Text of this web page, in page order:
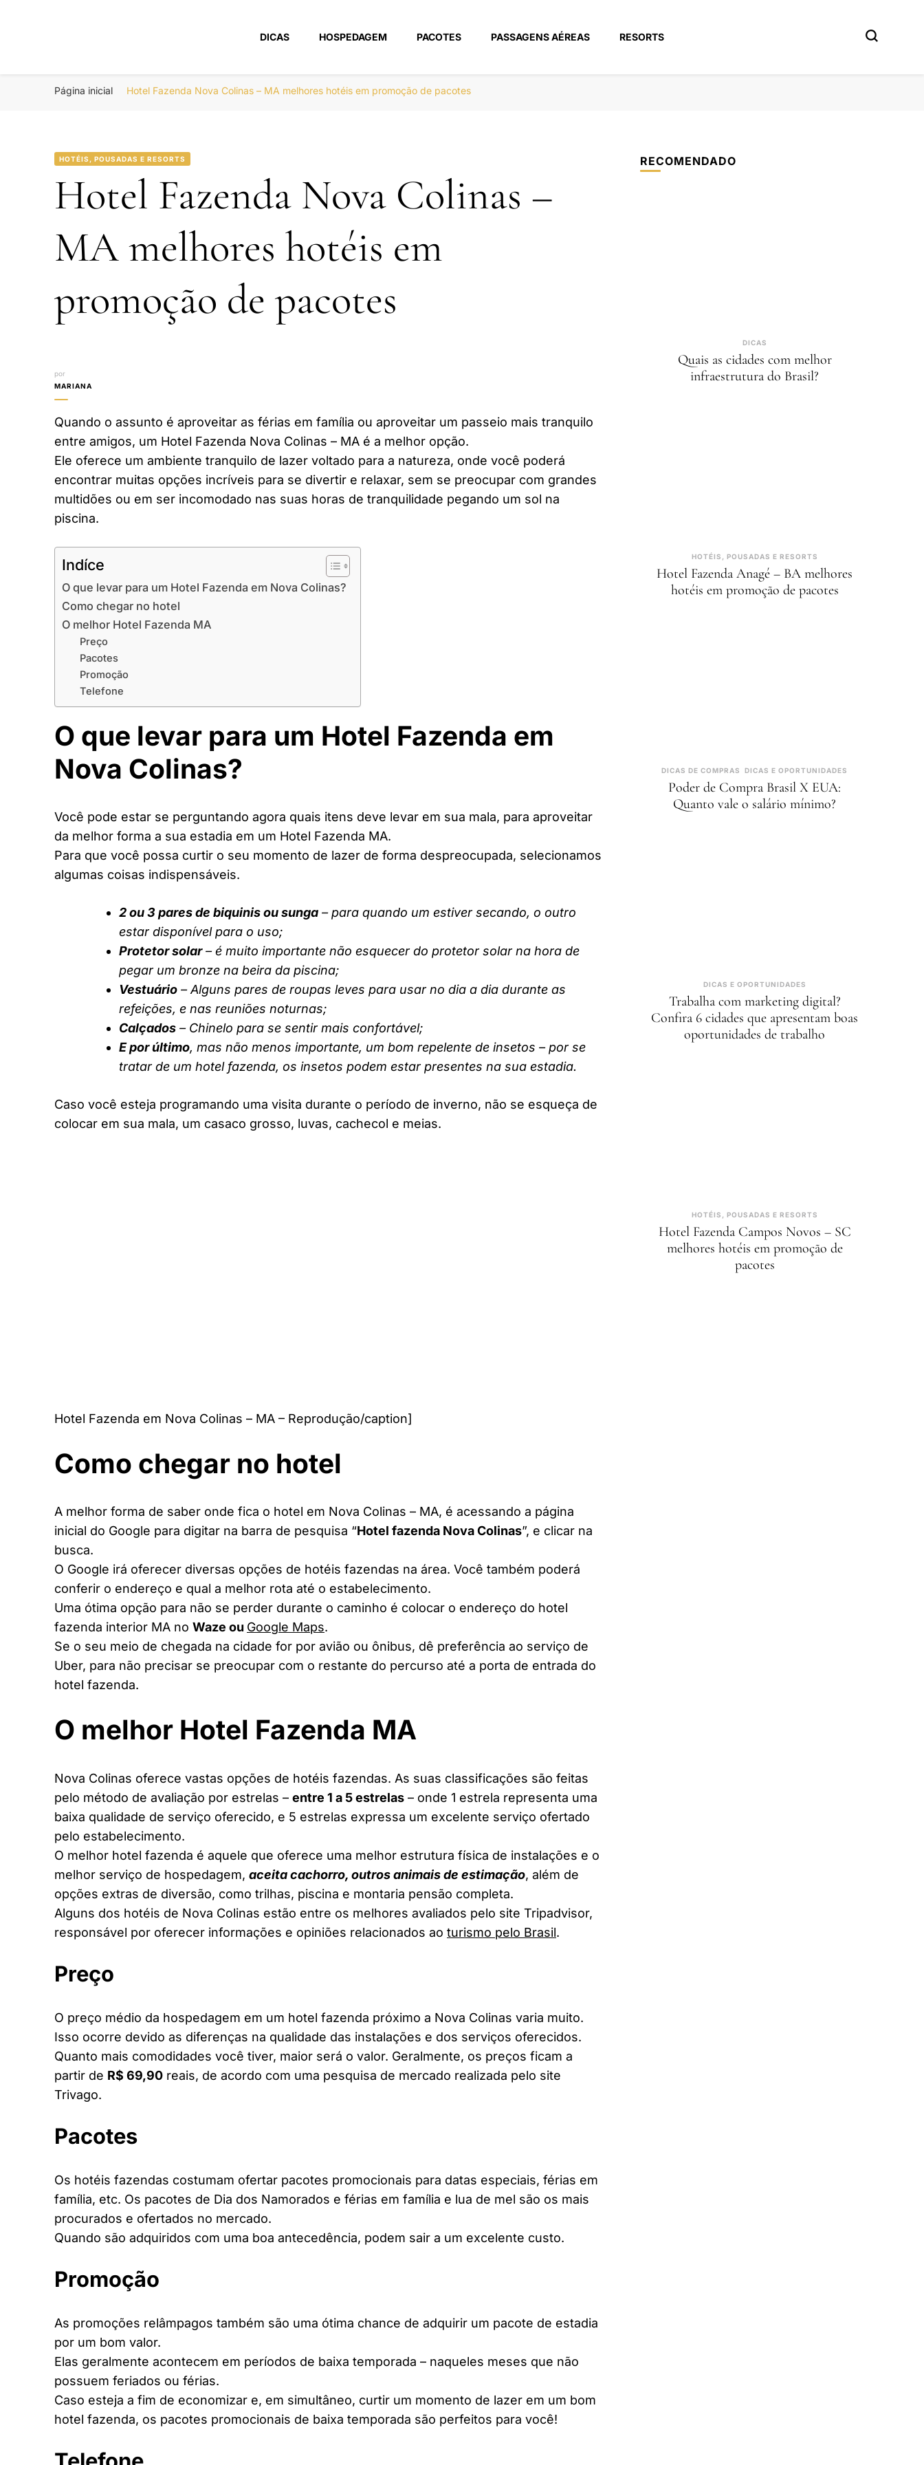
Portal Boa Viagem
DICAS HOSPEDAGEM PACOTES PASSAGENS AÉREAS RESORTS
Página inicial Hotel Fazenda Nova Colinas – MA melhores hotéis em promoção de pacotes
HOTÉIS, POUSADAS E RESORTS
Hotel Fazenda Nova Colinas –
MA melhores hotéis em
promoção de pacotes
por
MARIANA
Quando o assunto é aproveitar as férias em família ou aproveitar um passeio mais tranquilo
entre amigos, um Hotel Fazenda Nova Colinas – MA é a melhor opção.
Ele oferece um ambiente tranquilo de lazer voltado para a natureza, onde você poderá
encontrar muitas opções incríveis para se divertir e relaxar, sem se preocupar com grandes
multidões ou em ser incomodado nas suas horas de tranquilidade pegando um sol na
piscina.
Indíce
O que levar para um Hotel Fazenda em Nova Colinas?
Como chegar no hotel
O melhor Hotel Fazenda MA
Preço
Pacotes
Promoção
Telefone
O que levar para um Hotel Fazenda em
Nova Colinas?
Você pode estar se perguntando agora quais itens deve levar em sua mala, para aproveitar
da melhor forma a sua estadia em um Hotel Fazenda MA.
Para que você possa curtir o seu momento de lazer de forma despreocupada, selecionamos
algumas coisas indispensáveis.
2 ou 3 pares de biquinis ou sunga – para quando um estiver secando, o outro
estar disponível para o uso;
Protetor solar– é muito importante não esquecer do protetor solar na hora de
pegar um bronze na beira da piscina;
Vestuário – Alguns pares de roupas leves para usar no dia a dia durante as
refeições, e nas reuniões noturnas;
Calçados – Chinelo para se sentir mais confortável;
E por último, mas não menos importante, um bom repelente de insetos – por se
tratar de um hotel fazenda, os insetos podem estar presentes na sua estadia.
Caso você esteja programando uma visita durante o período de inverno, não se esqueça de
colocar em sua mala, um casaco grosso, luvas, cachecol e meias.
Hotel Fazenda em Nova Colinas – MA – Reprodução/caption]
Como chegar no hotel
A melhor forma de saber onde fica o hotel em Nova Colinas – MA, é acessando a página
inicial do Google para digitar na barra de pesquisa “Hotel fazenda Nova Colinas”, e clicar na
busca.
O Google irá oferecer diversas opções de hotéis fazendas na área. Você também poderá
conferir o endereço e qual a melhor rota até o estabelecimento.
Uma ótima opção para não se perder durante o caminho é colocar o endereço do hotel
fazenda interior MA no Waze ou Google Maps.
Se o seu meio de chegada na cidade for por avião ou ônibus, dê preferência ao serviço de
Uber, para não precisar se preocupar com o restante do percurso até a porta de entrada do
hotel fazenda.
O melhor Hotel Fazenda MA
Nova Colinas oferece vastas opções de hotéis fazendas. As suas classificações são feitas
pelo método de avaliação por estrelas – entre 1 a 5 estrelas – onde 1 estrela representa uma
baixa qualidade de serviço oferecido, e 5 estrelas expressa um excelente serviço ofertado
pelo estabelecimento.
O melhor hotel fazenda é aquele que oferece uma melhor estrutura física de instalações e o
melhor serviço de hospedagem, aceita cachorro, outros animais de estimação, além de
opções extras de diversão, como trilhas, piscina e montaria pensão completa.
Alguns dos hotéis de Nova Colinas estão entre os melhores avaliados pelo site Tripadvisor,
responsável por oferecer informações e opiniões relacionados ao turismo pelo Brasil.
Preço
O preço médio da hospedagem em um hotel fazenda próximo a Nova Colinas varia muito.
Isso ocorre devido as diferenças na qualidade das instalações e dos serviços oferecidos.
Quanto mais comodidades você tiver, maior será o valor. Geralmente, os preços ficam a
partir de R$ 69,90 reais, de acordo com uma pesquisa de mercado realizada pelo site
Trivago.
Pacotes
Os hotéis fazendas costumam ofertar pacotes promocionais para datas especiais, férias em
família, etc. Os pacotes de Dia dos Namorados e férias em família e lua de mel são os mais
procurados e ofertados no mercado.
Quando são adquiridos com uma boa antecedência, podem sair a um excelente custo.
Promoção
As promoções relâmpagos também são uma ótima chance de adquirir um pacote de estadia
por um bom valor.
Elas geralmente acontecem em períodos de baixa temporada – naqueles meses que não
possuem feriados ou férias.
Caso esteja a fim de economizar e, em simultâneo, curtir um momento de lazer em um bom
hotel fazenda, os pacotes promocionais de baixa temporada são perfeitos para você!
RECOMENDADO
DICAS
Quais as cidades com melhor
infraestrutura do Brasil?
HOTÉIS, POUSADAS E RESORTS
Hotel Fazenda Anagé – BA melhores
hotéis em promoção de pacotes
DICAS DE COMPRAS DICAS E OPORTUNIDADES
Poder de Compra Brasil X EUA:
Quanto vale o salário mínimo?
DICAS E OPORTUNIDADES
Trabalha com marketing digital?
Confira 6 cidades que apresentam boas
oportunidades de trabalho
HOTÉIS, POUSADAS E RESORTS
Hotel Fazenda Campos Novos – SC
melhores hotéis em promoção de
pacotes